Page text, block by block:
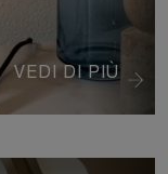
VEDI DI PIÙ